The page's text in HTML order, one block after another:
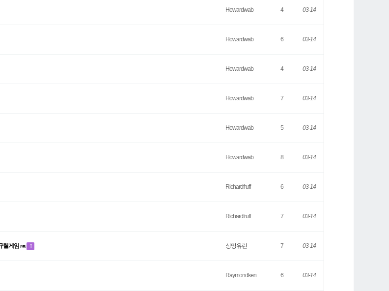
Howardwab 4 03-14
Howardwab 6 03-14
Howardwab 4 03-14
Howardwab 7 03-14
Howardwab 5 03-14
Howardwab 8 03-14
Richardfruff 6 03-14
Richardfruff 7 03-14
릴게임 ㏘ 상망유린 7 03-14
Raymondken 6 03-14